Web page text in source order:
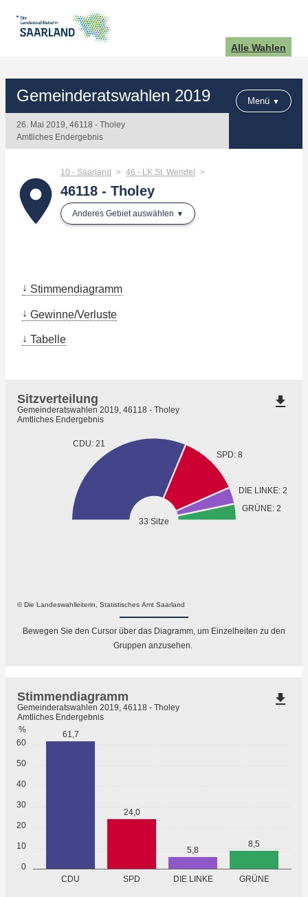
Alle Wahlen
Gemeinderatswahlen 2019
26. Mai 2019, 46118 - Tholey
Amtliches Endergebnis
Menü
place
10 - Saarland 46 - LK St. Wendel
46118 - Tholey
Anderes Gebiet auswählen
Stimmendiagramm
Gewinne/Verluste
Tabelle
33 Sitze
CDU: 21
SPD: 8
DIE LINKE: 2
GRÜNE: 2
© Die Landeswahlleiterin, Statistisches Amt Saarland
Sitzverteilung
Gemeinderatswahlen 2019, 46118 - Tholey
Amtliches Endergebnis
file_download
Bewegen Sie den Cursor über das Diagramm, um Einzelheiten zu den
Gruppen anzusehen.
0
10
20
30
40
50
60
%
CDU SPD DIE LINKE GRÜNE
61,7
24,0
5,8
8,5
Stimmendiagramm
Gemeinderatswahlen 2019, 46118 - Tholey
Amtliches Endergebnis
file_download